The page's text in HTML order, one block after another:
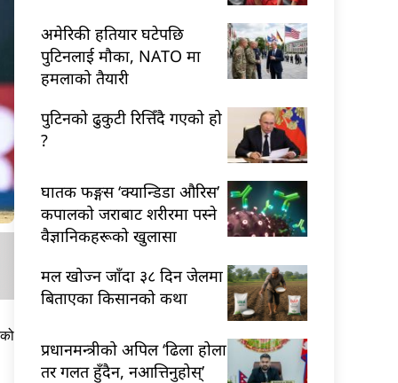
अमेरिकी हतियार घटेपछि
पुटिनलाई मौका, NATO मा
हमलाको तैयारी
पुटिनको ढुकुटी रित्तिँदै गएको हो
?
घातक फङ्गस ‘क्यान्डिडा औरिस’
कपालको जराबाट शरीरमा पस्ने
वैज्ञानिकहरूको खुलासा
मल खोज्न जाँदा ३८ दिन जेलमा
बिताएका किसानको कथा
प्रधानमन्त्रीको अपिल ‘ढिला होला
तर गलत हुँदैन, नआत्तिनुहोस्’